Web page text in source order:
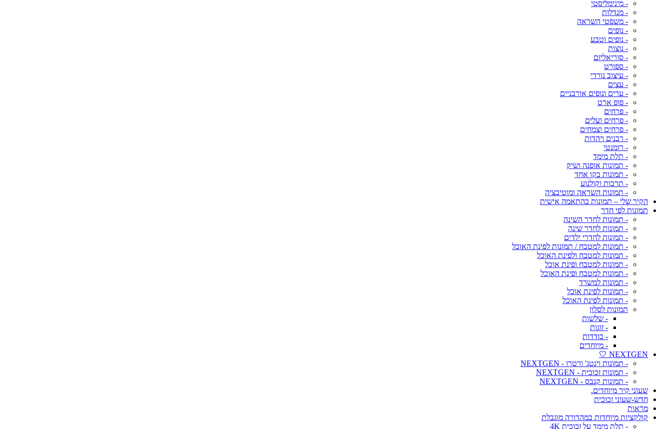
- מינימליסטי
- מנדלות
- משפטי השראה
- נופים
- נופים וטבע
- נוצות
- סוריאליזם
- ספורט
- עיצוב נורדי
- עצים
- ערים ונופים אורבניים
- פופ ארט
- פרחים
- פרחים ועלים
- פרחים וצמחים
- רבנים ויהדות
- רומנטי
- תלת מימד
- תמונות אופנה ושיק
- תמונות בקו אחד
- תרבות וקולנוע
- תמונות השראה ומוטיבציה
הקיר שלי – תמונות בהתאמה אישית
תמונות לפי חדר
- תמונות לחדר השינה
- תמונות לחדר שינה
- תמונות לחדרי ילדים
- תמונות למטבח / תמונות לפינת האוכל
- תמונות למטבח ולפינת האוכל
- תמונות למטבח ופינת אוכל
- תמונות למטבח ופינת האוכל
- תמונות למשרד
- תמונות לפינת אוכל
- תמונות לפינת האוכל
תמונות לסלון
- שלשות
- זוגות
- בודדות
- מיוחדים
NEXTGEN 🤍
- תמונות וינטג' ורטרו - NEXTGEN
- תמונות זכוכית - NEXTGEN
- תמונות קנבס - NEXTGEN
שעוני קיר מיוחדים.
חדש-שעוני זכוכית
מראות
קולקציות מיוחדות במהדורה מוגבלת
- תלת מימד על זכוכית 4K